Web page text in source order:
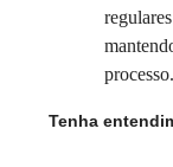
processo.
Tenha